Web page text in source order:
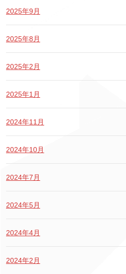
2025年9月
2025年8月
2025年2月
2025年1月
2024年11月
2024年10月
2024年7月
2024年5月
2024年4月
2024年2月